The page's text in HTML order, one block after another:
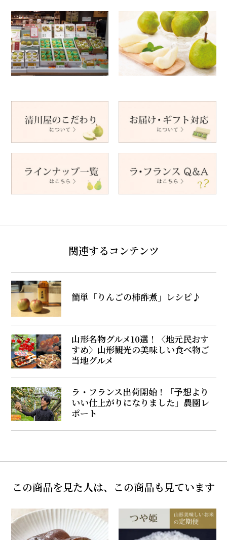
関連するコンテンツ
簡単「りんごの柿酢煮」レシピ♪
山形名物グルメ10選！〈地元民おす
すめ〉山形観光の美味しい食べ物ご
当地グルメ
ラ・フランス出荷開始！「予想より
いい仕上がりになりました」農園レ
ポート
この商品を見た人は、この商品も見ています